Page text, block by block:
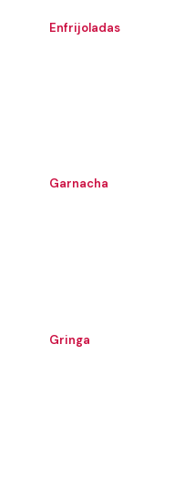
Enfrijoladas
Garnacha
Gringa